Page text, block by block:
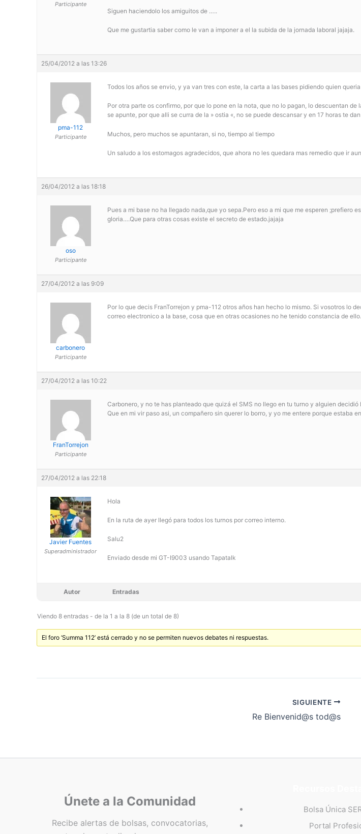
Participante
Siguen haciendolo los amiguitos de …..
Que me gustartia saber como le van a imponer a el la subida de la jornada laboral jajaja.
25/04/2012 a las 13:26
pma-112
Participante
Todos los años se envio, y ya van tres con este, la carta a las bases pidiendo quien
Por otra parte os confirmo, por que lo pone en la nota, que no lo pagan, lo descuentan
se apunte, por que alli se curra de la » ostia «, no se puede descansar y en 17 horas te
Muchos, pero muchos se apuntaran, si no, tiempo al tiempo
Un saludo a los estomagos agradecidos, que ahora no les quedara mas remedio que ir
26/04/2012 a las 18:18
oso
Participante
Pues a mi base no ha llegado nada,que yo sepa.Pero eso a mi que me esperen
gloria….Que para otras cosas existe el secreto de estado.jajaja
27/04/2012 a las 9:09
carbonero
Participante
Por lo que decis FranTorrejon y pma-112 otros años han hecho lo mismo. Si vosotros lo
correo electronico a la base, cosa que en otras ocasiones no he tenido constancia de ello.
27/04/2012 a las 10:22
FranTorrejon
Participante
Carbonero, y no te has planteado que quizá el SMS no llego en tu turno y alguien
Que en mi vir paso asi, un compañero sin querer lo borro, y yo me entere porque estaba
27/04/2012 a las 22:18
Javier Fuentes
Superadministrador
Hola
En la ruta de ayer llegó para todos los turnos por correo interno.
Salu2
Enviado desde mi GT-I9003 usando Tapatalk
Autor Entradas
Viendo 8 entradas - de la 1 a la 8 (de un total de 8)
El foro ‘Summa 112’ está cerrado y no se permiten nuevos debates ni respuestas.
SIGUIENTE
Re Bienvenid@s tod@s
Únete a la Comunidad
Recibe alertas de bolsas, convocatorias,
Bolsa Única
Portal